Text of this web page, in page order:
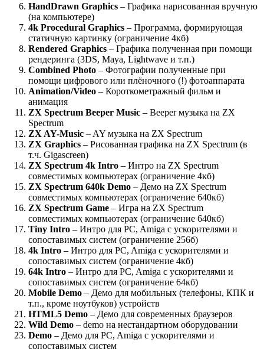
HandDrawn Graphics – Графика нарисованная вручную
(на компьютере)
4k Procedural Graphics – Программа, формирующая
статичную картинку (ограничение 4кб)
Rendered Graphics – Графика полученная при помощи
рендеринга (3DS, Maya, Lightwave и т.п.)
Combined Photo – Фотографии полученные при
помощи цифрового или плёночного (!) фотоаппарата
Animation/Video – Короткометражный фильм и
анимация
ZX Spectrum Beeper Music – Beeper музыка на ZX
Spectrum
ZX AY-Music – AY музыка на ZX Spectrum
ZX Graphics – Рисованная графика на ZX Spectrum (в
т.ч. Gigascreen)
ZX Spectrum 4k Intro – Интро на ZX Spectrum
совместимых компьютерах (ограничение 4кб)
ZX Spectrum 640k Demo – Демо на ZX Spectrum
совместимых компьютерах (ограничение 640кб)
ZX Spectrum Game – Игра на ZX Spectrum
совместимых компьютерах (ограничение 640кб)
Tiny Intro – Интро для PC, Amiga с ускорителями и
сопоставимых систем (ограничение 256б)
4k Intro – Интро для PC, Amiga с ускорителями и
сопоставимых систем (ограничение 4кб)
64k Intro – Интро для PC, Amiga с ускорителями и
сопоставимых систем (ограничение 64кб)
Mobile Demo – Демо для мобильных (телефоны, КПК и
т.п., кроме ноутбуков) устройств
HTML5 Demo – Демо для современных браузеров
Wild Demo – demo на нестандартном оборудовании
Demo – Демо для PC, Amiga с ускорителями и
сопоставимых систем